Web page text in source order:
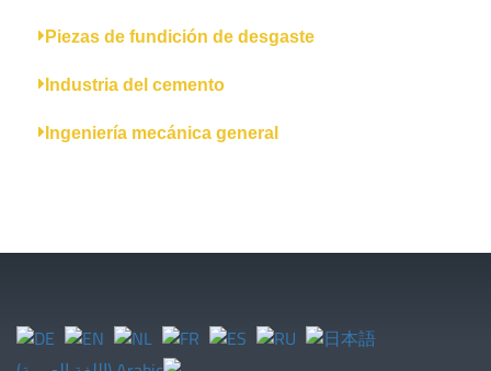
Piezas de fundición de desgaste
Industria del cemento
Ingeniería mecánica general